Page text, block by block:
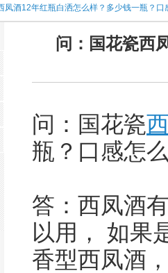
凤酒12年红瓶白洒怎么样？多少钱一瓶？口
问：国花瓷西
问：国花瓷
瓶？口感怎
答：西凤酒
以用， 如果
香型西凤酒